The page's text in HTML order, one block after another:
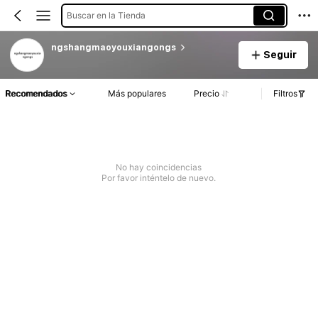
Buscar en la Tienda
ngshangmaoyouxiangongs
Seguir
Recomendados Más populares Precio Filtros
No hay coincidencias
Por favor inténtelo de nuevo.